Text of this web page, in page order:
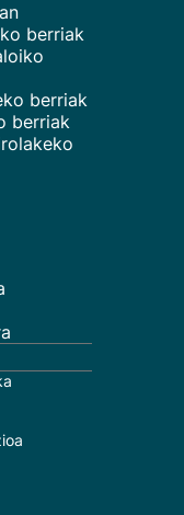
berriak
berriak
berriak